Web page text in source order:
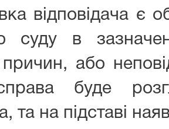
є
суду в
або
буде
та на підставі